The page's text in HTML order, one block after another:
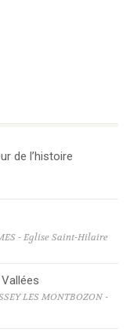
de l’histoire
- Eglise Saint-Hilaire
LES MONTBOZON -